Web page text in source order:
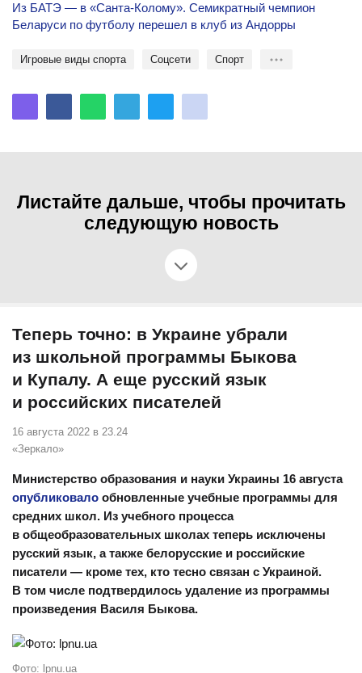
Из БАТЭ — в «Санта-Колому». Семикратный чемпион
Беларуси по футболу перешел в клуб из Андорры
игровые виды спорта соцсети спорт
Листайте дальше, чтобы прочитать
следующую новость